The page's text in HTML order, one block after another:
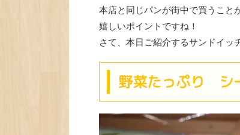
本店と同じパンが街中で買うこと
嬉しいポイントですね！
さて、本日ご紹介するサンドイッ
野菜たっぷり シ